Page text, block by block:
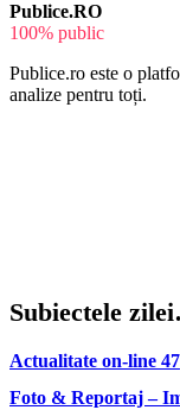
Publice.RO
100% public
Publice.ro este o
analize pentru toți.
Subiectele
Actualitate on-line 47
Foto & Reportaj –